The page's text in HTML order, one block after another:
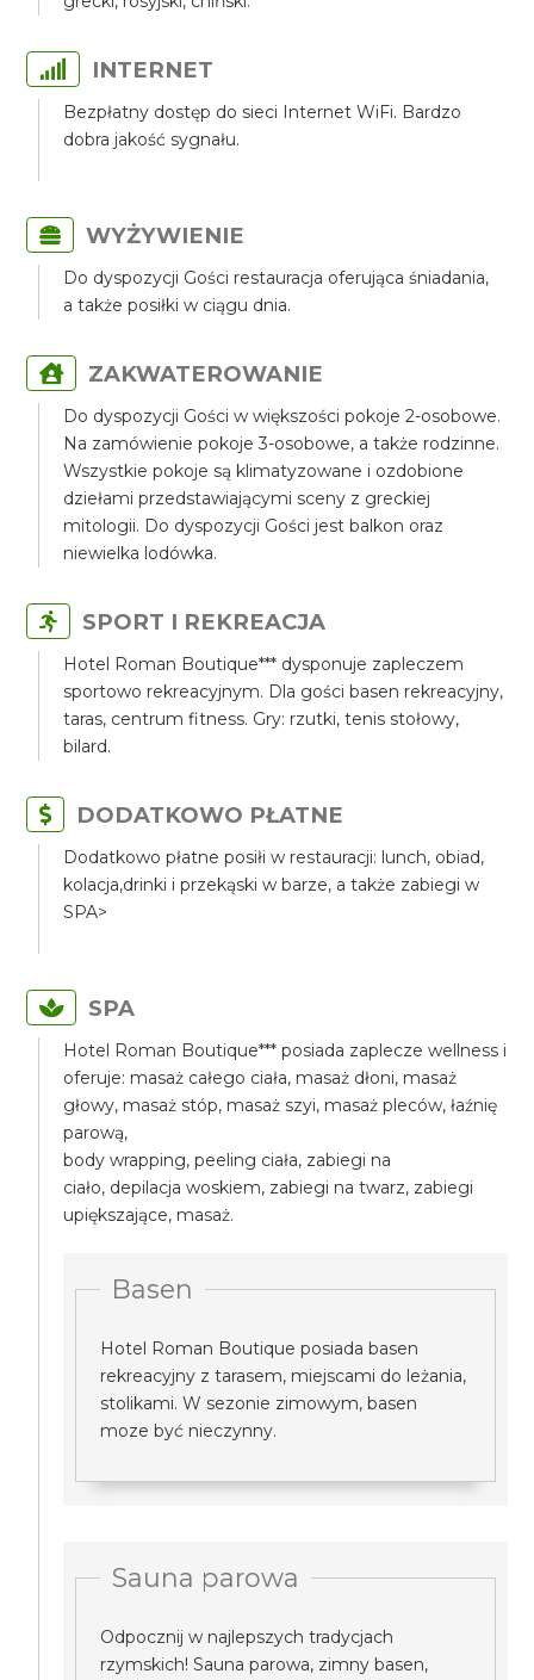
INTERNET
Bezpłatny dostęp do sieci Internet WiFi. Bardzo
dobra jakość sygnału.
WYŻYWIENIE
Do dyspozycji Gości restauracja oferująca śniadania,
a także posiłki w ciągu dnia.
ZAKWATEROWANIE
Do dyspozycji Gości w większości pokoje 2-osobowe.
Na zamówienie pokoje 3-osobowe, a także rodzinne.
Wszystkie pokoje są klimatyzowane i ozdobione
dziełami przedstawiającymi sceny z greckiej
mitologii. Do dyspozycji Gości jest balkon oraz
niewielka lodówka.
SPORT I REKREACJA
Hotel Roman Boutique*** dysponuje zapleczem
sportowo rekreacyjnym. Dla gości basen rekreacyjny,
taras, centrum fitness. Gry: rzutki, tenis stołowy,
bilard.
DODATKOWO PŁATNE
Dodatkowo płatne posiłi w restauracji: lunch, obiad,
kolacja,drinki i przekąski w barze, a także zabiegi w
SPA>
SPA
Hotel Roman Boutique*** posiada zaplecze wellness i
oferuje: masaż całego ciała, masaż dłoni, masaż
głowy, masaż stóp, masaż szyi, masaż pleców, łaźnię
parową,
body wrapping, peeling ciała, zabiegi na
ciało, depilacja woskiem, zabiegi na twarz, zabiegi
upiększające, masaż.
Basen
Hotel Roman Boutique posiada basen
rekreacyjny z tarasem, miejscami do leżania,
stolikami. W sezonie zimowym, basen
moze być nieczynny.
Sauna parowa
Odpocznij w najlepszych tradycjach
rzymskich! Sauna parowa, zimny basen,